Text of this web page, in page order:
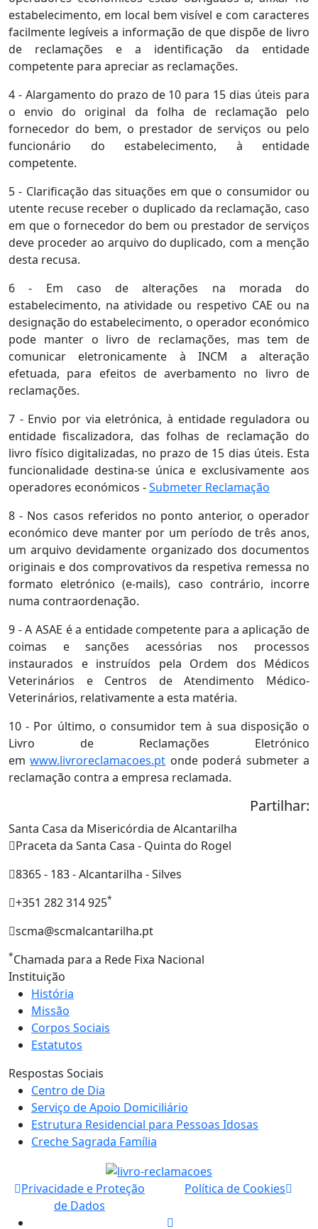
estabelecimento, em local bem visível e com caracteres
facilmente legíveis a informação de que dispõe de livro
de reclamações e a identificação da entidade
competente para apreciar as reclamações.
4 - Alargamento do prazo de 10 para 15 dias úteis para
o envio do original da folha de reclamação pelo
fornecedor do bem, o prestador de serviços ou pelo
funcionário do estabelecimento, à entidade
competente.
5 - Clarificação das situações em que o consumidor ou
utente recuse receber o duplicado da reclamação, caso
em que o fornecedor do bem ou prestador de serviços
deve proceder ao arquivo do duplicado, com a menção
desta recusa.
6 - Em caso de alterações na morada do
estabelecimento, na atividade ou respetivo CAE ou na
designação do estabelecimento, o operador económico
pode manter o livro de reclamações, mas tem de
comunicar eletronicamente à INCM a alteração
efetuada, para efeitos de averbamento no livro de
reclamações.
7 - Envio por via eletrónica, à entidade reguladora ou
entidade fiscalizadora, das folhas de reclamação do
livro físico digitalizadas, no prazo de 15 dias úteis. Esta
funcionalidade destina-se única e exclusivamente aos
operadores económicos -Submeter Reclamação
8 - Nos casos referidos no ponto anterior, o operador
económico deve manter por um período de três anos,
um arquivo devidamente organizado dos documentos
originais e dos comprovativos da respetiva remessa no
formato eletrónico (e-mails), caso contrário, incorre
numa contraordenação.
9 - A ASAE é a entidade competente para a aplicação de
coimas e sanções acessórias nos processos
instaurados e instruídos pela Ordem dos Médicos
Veterinários e Centros de Atendimento Médico-
Veterinários, relativamente a esta matéria.
10 - Por último, o consumidor tem à sua disposição o
Livro de Reclamações Eletrónico
emwww.livroreclamacoes.pt onde poderá submeter a
reclamação contra a empresa reclamada.
Partilhar:
Santa Casa da Misericórdia de Alcantarilha
Praceta da Santa Casa - Quinta do Rogel
8365 - 183 - Alcantarilha - Silves
+351 282 314 925*
scma@scmalcantarilha.pt
*Chamada para a Rede Fixa Nacional
Instituição
História
Missão
Corpos Sociais
Estatutos
Respostas Sociais
Centro de Dia
Serviço de Apoio Domiciliário
Estrutura Residencial para Pessoas Idosas
Creche Sagrada Família
Privacidade e Proteção
de Dados
Política de Cookies